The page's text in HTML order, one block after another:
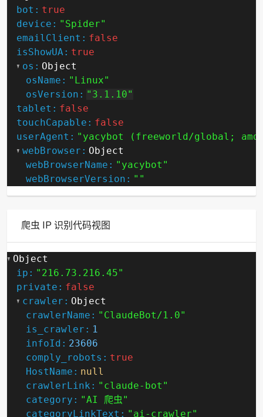
bot: true
device: "Spider"
emailClient: false
isShowUA: true
os: Object
osName: "Linux"
osVersion: "3.1.10"
tablet: false
touchCapable: false
userAgent: "yacybot (freeworld/global;
webBrowser: Object
webBrowserName: "yacybot"
webBrowserVersion: ""
爬虫 IP 识别代码视图
Object
ip: "216.73.216.45"
private: false
crawler: Object
crawlerName: "ClaudeBot/1.0"
is_crawler: 1
infoId: 23606
comply_robots: true
HostName: null
crawlerLink: "claude-bot"
category: "AI 爬虫"
categoryLinkText: "ai-crawler"